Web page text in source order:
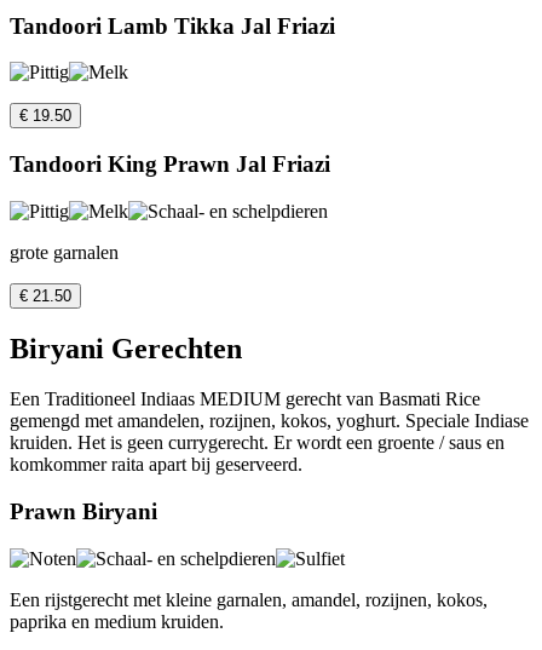
Tandoori Lamb Tikka Jal Friazi
€ 19.50
Tandoori King Prawn Jal Friazi
grote garnalen
€ 21.50
Biryani Gerechten
Een Traditioneel Indiaas MEDIUM gerecht van Basmati Rice
gemengd met amandelen, rozijnen, kokos, yoghurt. Speciale Indiase
kruiden. Het is geen currygerecht. Er wordt een groente / saus en
komkommer raita apart bij geserveerd.
Prawn Biryani
Een rijstgerecht met kleine garnalen, amandel, rozijnen, kokos,
paprika en medium kruiden.